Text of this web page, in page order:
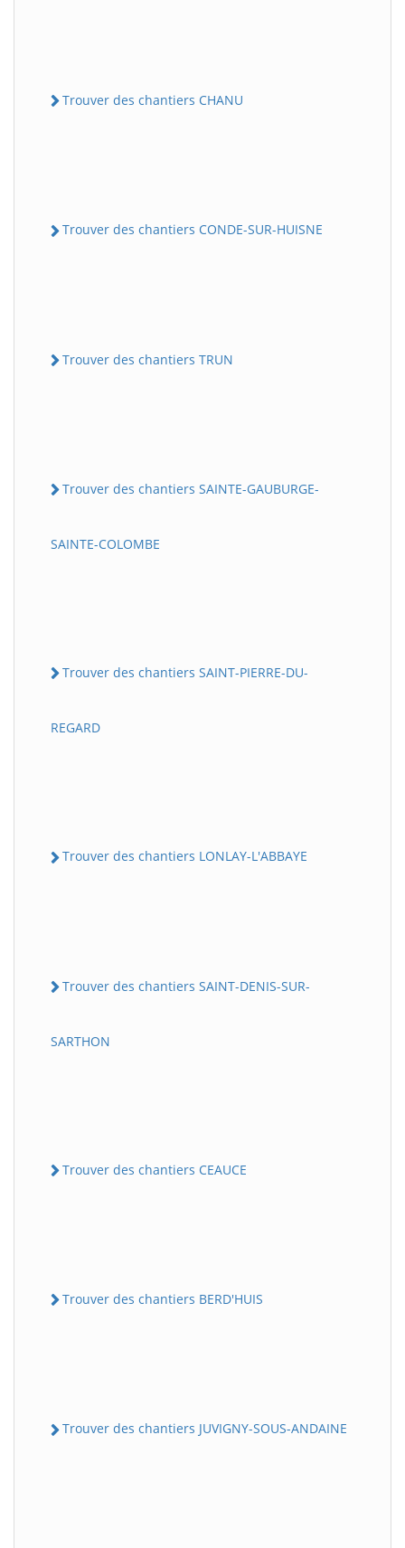
Trouver des chantiers CHANU
Trouver des chantiers CONDE-SUR-HUISNE
Trouver des chantiers TRUN
Trouver des chantiers SAINTE-GAUBURGE-
SAINTE-COLOMBE
Trouver des chantiers SAINT-PIERRE-DU-
REGARD
Trouver des chantiers LONLAY-L'ABBAYE
Trouver des chantiers SAINT-DENIS-SUR-
SARTHON
Trouver des chantiers CEAUCE
Trouver des chantiers BERD'HUIS
Trouver des chantiers JUVIGNY-SOUS-ANDAINE